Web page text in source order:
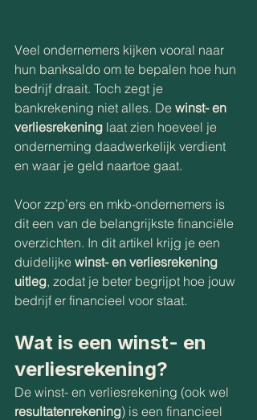
Veel ondernemers kijken vooral naar
hun banksaldo om te bepalen hoe hun
bedrijf draait. Toch zegt je
bankrekening niet alles. De winst- en
verliesrekening laat zien hoeveel je
onderneming daadwerkelijk verdient
en waar je geld naartoe gaat.
Voor zzp’ers en mkb-ondernemers is
dit een van de belangrijkste financiële
overzichten. In dit artikel krijg je een
duidelijke winst- en verliesrekening
uitleg, zodat je beter begrijpt hoe jouw
bedrijf er financieel voor staat.
Wat is een winst- en
verliesrekening?
De winst- en verliesrekening (ook wel
resultatenrekening) is een financieel